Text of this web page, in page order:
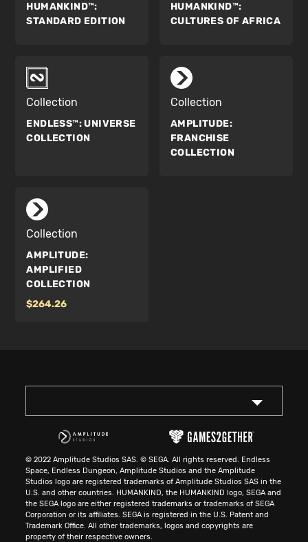
HUMANKIND™:
STANDARD EDITION
HUMANKIND™:
CULTURES OF AFRICA
Collection
ENDLESS™: UNIVERSE
COLLECTION
Collection
AMPLITUDE:
FRANCHISE
COLLECTION
Collection
AMPLITUDE:
AMPLIFIED
COLLECTION
264.26
© 2022 Amplitude Studios SAS. © SEGA. All rights reserved. Endless
Space, Endless Dungeon, Amplitude Studios and the Amplitude
Studios logo are registered trademarks of Amplitude Studios SAS in the
U.S. and other countries. HUMANKIND, the HUMANKIND logo, SEGA and
the SEGA logo are either registered trademarks or trademarks of SEGA
Corporation or its affiliates. SEGA is registered in the U.S. Patent and
Trademark Office. All other trademarks, logos and copyrights are
property of their respective owners.